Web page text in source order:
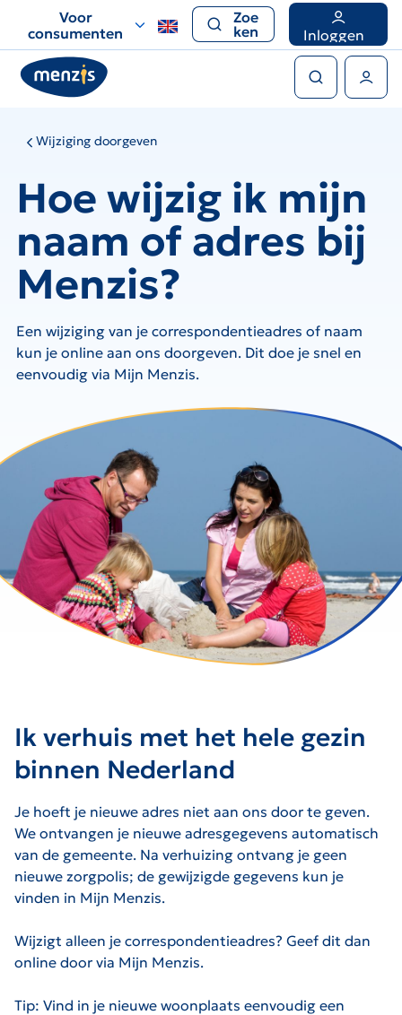
voor
snelle
navigatie
Voor
consumenten
Zoe
ken
Inloggen
Wijziging doorgeven
Hoe wijzig ik mijn
naam of adres bij
Menzis?
Een wijziging van je correspondentieadres of naam
kun je online aan ons doorgeven. Dit doe je snel en
eenvoudig via Mijn Menzis.
Ik verhuis met het hele gezin
binnen Nederland
Je hoeft je nieuwe adres niet aan ons door te geven.
We ontvangen je nieuwe adresgegevens automatisch
van de gemeente. Na verhuizing ontvang je geen
nieuwe zorgpolis; de gewijzigde gegevens kun je
vinden in Mijn Menzis.
Wijzigt alleen je correspondentieadres? Geef dit dan
online door via Mijn Menzis.
Tip: Vind in je nieuwe woonplaats eenvoudig een